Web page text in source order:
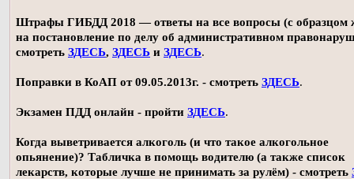
Штрафы ГИБДД 2018 — ответы на все вопросы (с образцом
на постановление по делу об административном
смотреть ЗДЕСЬ, ЗДЕСЬ и ЗДЕСЬ.
Поправки в КоАП от 09.05.2013г. - смотреть ЗДЕСЬ.
Экзамен ПДД онлайн - пройти ЗДЕСЬ.
Когда выветривается алкоголь (и что такое алкогольное
опьянение)? Табличка в помощь водителю (а также список
лекарств, которые лучше не принимать за рулём) - смотреть